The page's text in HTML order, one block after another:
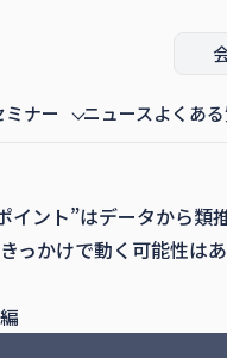
ミナー ニュースよくあ
ント”はデータから類推
かけで動く可能性はあ